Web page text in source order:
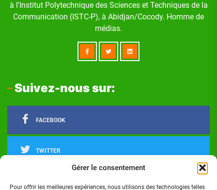
Gérer le consentement
Pour offrir les meilleures expériences, nous utilisons des technologies telles
à l'Institut Polytechnique des Sciences et Techniques de la
Communication (ISTC-P), à Abidjan/Cocody. Homme de
médias.
Suivez-nous sur:
FACEBOOK
TWITTER